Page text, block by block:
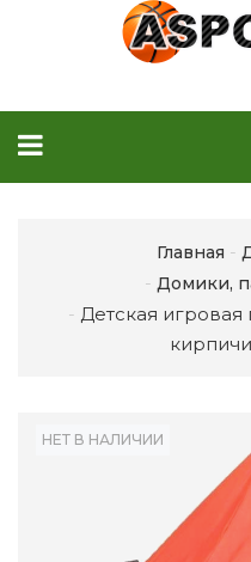
Главная
Домики,
Детская игровая
НЕТ В НАЛИЧИИ